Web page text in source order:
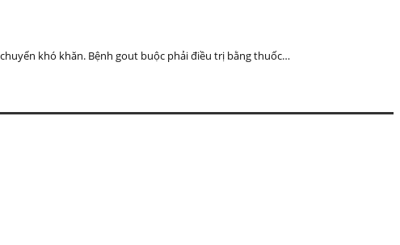
khó khăn. Bệnh gout buộc phải điều trị bằng thuốc…